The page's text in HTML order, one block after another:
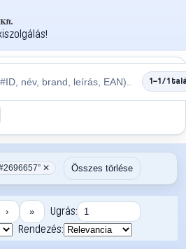
1–1 / 1
✕ Összes törlése
› »
Ugrás:
Rendezés: